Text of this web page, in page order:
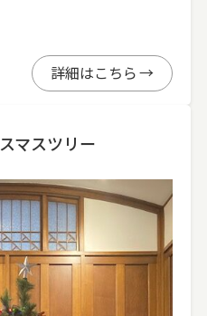
詳細はこちら
マスツリー